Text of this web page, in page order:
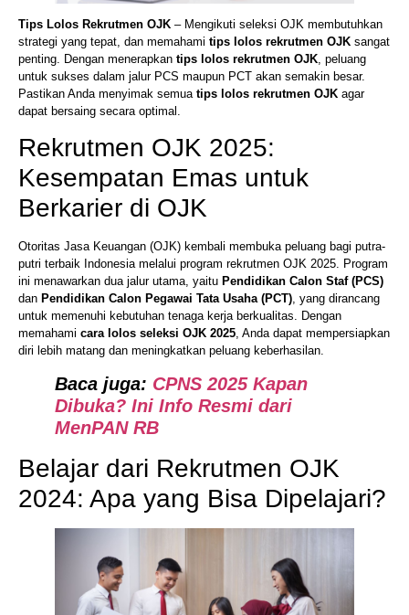
Tips Lolos Rekrutmen OJK – Mengikuti seleksi OJK membutuhkan
strategi yang tepat, dan memahami tips lolos rekrutmen OJK sangat
penting. Dengan menerapkan tips lolos rekrutmen OJK , peluang
untuk sukses dalam jalur PCS maupun PCT akan semakin besar.
Pastikan Anda menyimak semua tips lolos rekrutmen OJK agar
dapat bersaing secara optimal.
Rekrutmen OJK 2025:
Kesempatan Emas untuk
Berkarier di OJK
Otoritas Jasa Keuangan (OJK) kembali membuka peluang bagi putra-
putri terbaik Indonesia melalui program rekrutmen OJK 2025. Program
ini menawarkan dua jalur utama, yaitu Pendidikan Calon Staf (PCS)
dan Pendidikan Calon Pegawai Tata Usaha (PCT), yang dirancang
untuk memenuhi kebutuhan tenaga kerja berkualitas. Dengan
memahami cara lolos seleksi OJK 2025, Anda dapat mempersiapkan
diri lebih matang dan meningkatkan peluang keberhasilan.
Baca juga: CPNS 2025 Kapan
Dibuka? Ini Info Resmi dari
MenPAN RB
Belajar dari Rekrutmen OJK
2024: Apa yang Bisa Dipelajari?